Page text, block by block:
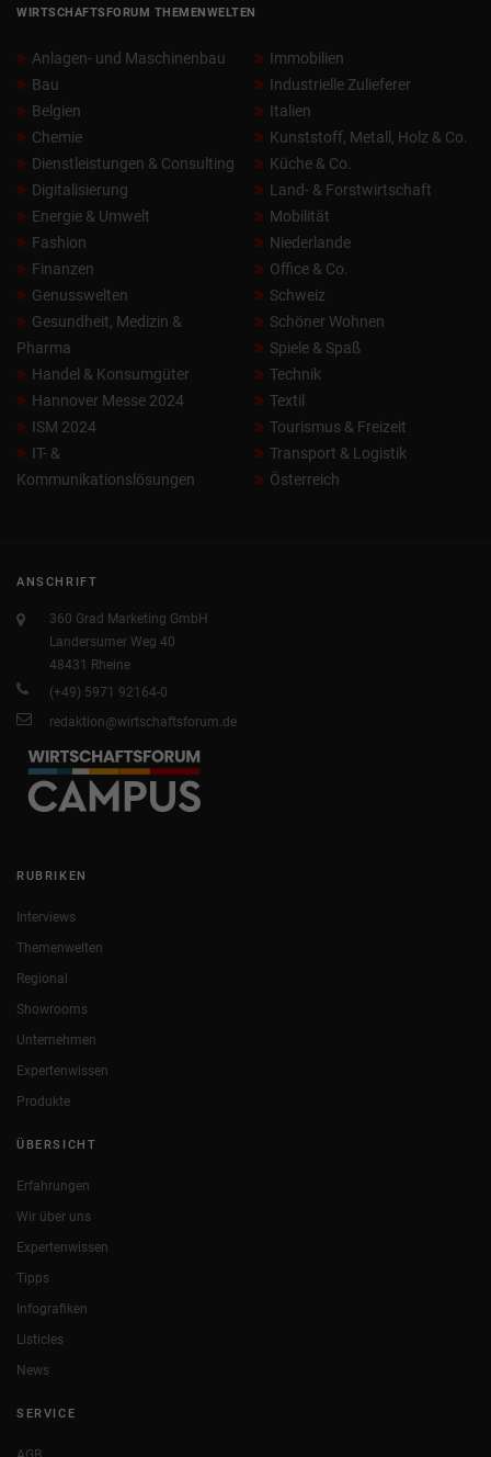
WIRTSCHAFTSFORUM THEMENWELTEN
Anlagen- und Maschinenbau
Bau
Belgien
Chemie
Dienstleistungen & Consulting
Digitalisierung
Energie & Umwelt
Fashion
Finanzen
Genusswelten
Gesundheit, Medizin &
Pharma
Handel & Konsumgüter
Hannover Messe 2024
ISM 2024
IT- &
Kommunikationslösungen
Immobilien
Industrielle Zulieferer
Italien
Kunststoff, Metall, Holz & Co.
Küche & Co.
Land- & Forstwirtschaft
Mobilität
Niederlande
Office & Co.
Schweiz
Schöner Wohnen
Spiele & Spaß
Technik
Textil
Tourismus & Freizeit
Transport & Logistik
Österreich
ANSCHRIFT
360 Grad Marketing GmbH
Landersumer Weg 40
48431 Rheine
(+49) 5971 92164-0
redaktion@wirtschaftsforum.de
RUBRIKEN
Interviews
Themenwelten
Regional
Showrooms
Unternehmen
Expertenwissen
Produkte
ÜBERSICHT
Erfahrungen
Wir über uns
Expertenwissen
Tipps
Infografiken
Listicles
News
SERVICE